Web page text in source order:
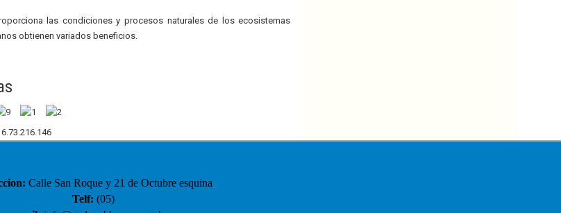
las condiciones y procesos naturales de los ecosistemas
obtienen variados beneficios.
Calle San Roque y 21 de Octubre esquina
Telf: (05)